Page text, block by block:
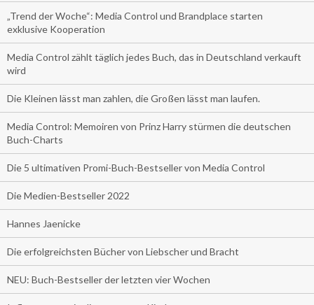
„Trend der Woche“: Media Control und Brandplace starten
exklusive Kooperation
Media Control zählt täglich jedes Buch, das in Deutschland verkauft
wird
Die Kleinen lässt man zahlen, die Großen lässt man laufen.
Media Control: Memoiren von Prinz Harry stürmen die deutschen
Buch-Charts
Die 5 ultimativen Promi-Buch-Bestseller von Media Control
Die Medien-Bestseller 2022
Hannes Jaenicke
Die erfolgreichsten Bücher von Liebscher und Bracht
NEU: Buch-Bestseller der letzten vier Wochen